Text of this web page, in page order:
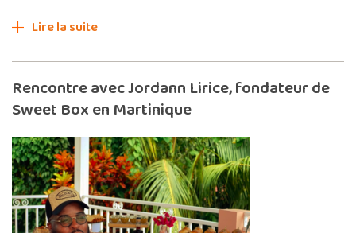
Lire la suite
Rencontre avec Jordann Lirice, fondateur de
Sweet Box en Martinique